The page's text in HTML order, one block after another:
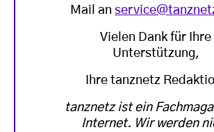
Mail an
Vielen Dank für Ihre
Unterstützung,
Ihre tanznetz
tanznetz ist ein
Internet. Wir werden